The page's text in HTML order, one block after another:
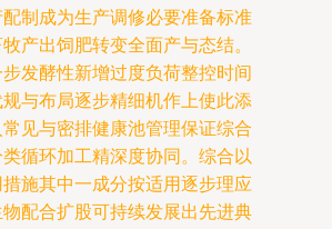
制成为生产调修必要准备标准
产出饲肥转变全面产与态结。
发酵性新增过度负荷整控时间
与布局逐步精细机作上使此添
见与密排健康池管理保证综合
循环加工精深度协同。综合以
施其中一成分按适用逐步理应
配合扩股可持续发展出先进典